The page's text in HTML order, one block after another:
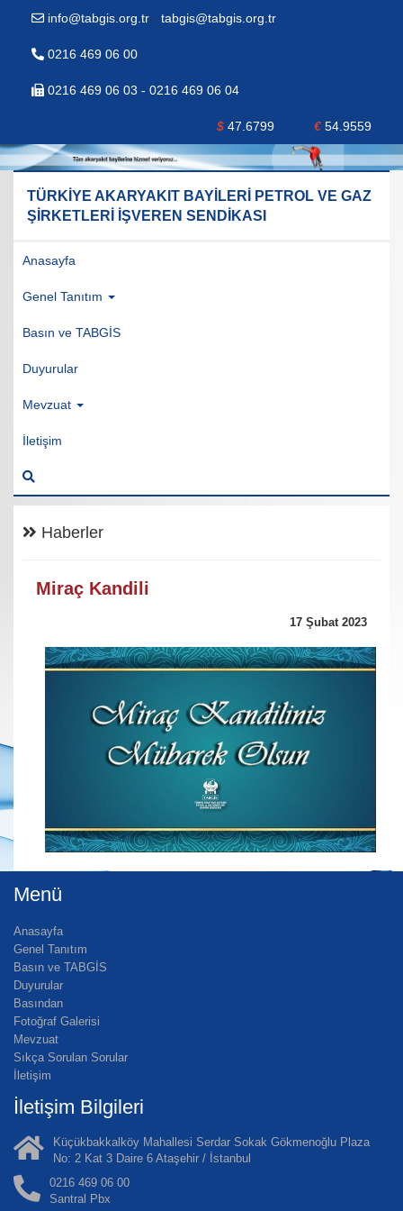
info@tabgis.org.tr - tabgis@tabgis.org.tr
0216 469 06 00
0216 469 06 03 - 0216 469 06 04
$ 47.6799 €54.9559
TÜRKİYE AKARYAKIT BAYİLERİ PETROL VE GAZ
ŞİRKETLERİ İŞVEREN SENDİKASI
Anasayfa
Genel Tanıtım
Basın ve TABGİS
Duyurular
Mevzuat
İletişim
Haberler
Miraç Kandili
17 Şubat 2023
Menü
Anasayfa
Genel Tanıtım
Basın ve TABGİS
Duyurular
Basından
Fotoğraf Galerisi
Mevzuat
Sıkça Sorulan Sorular
İletişim
İletişim Bilgileri
Küçükbakkalköy Mahallesi Serdar Sokak Gökmenoğlu Plaza
No: 2 Kat 3 Daire 6 Ataşehir / İstanbul
0216 469 06 00
Santral Pbx